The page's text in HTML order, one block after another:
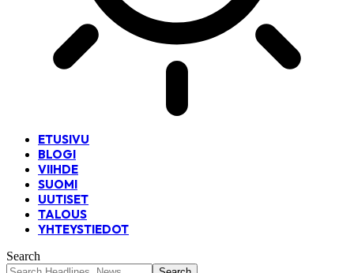
ETUSIVU
BLOGI
VIIHDE
SUOMI
UUTISET
TALOUS
YHTEYSTIEDOT
Search